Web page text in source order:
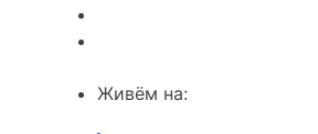
Живём на: